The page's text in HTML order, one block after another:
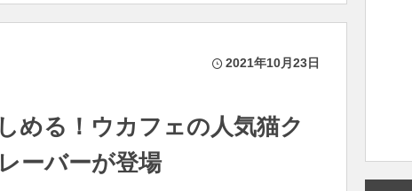
2021年10月23日
める！ウカフェの人気猫ク
ーバーが登場